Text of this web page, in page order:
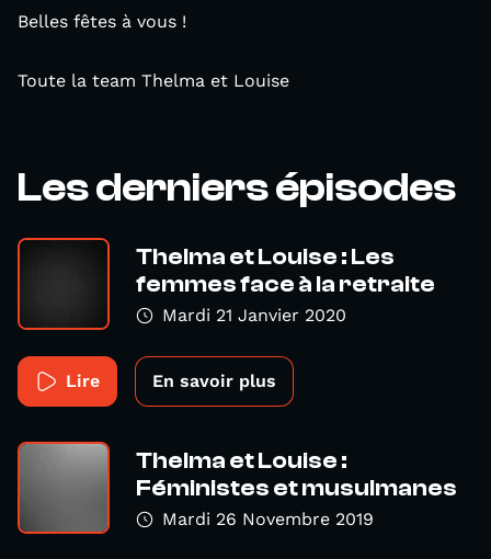
Belles fêtes à vous !
Toute la team Thelma et Louise
Les derniers épisodes
Thelma et Louise : Les
femmes face à la retraite
Mardi 21 Janvier 2020
Lire En savoir plus
Thelma et Louise :
Féministes et musulmanes
Mardi 26 Novembre 2019